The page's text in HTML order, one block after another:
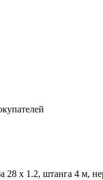
28 х 1.2, штанга 4 м,